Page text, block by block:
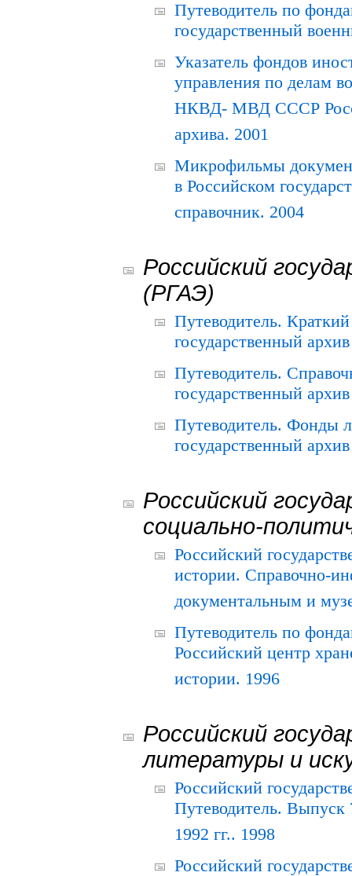
Путеводитель по
государственный
Указатель фондов
управления по делам
НКВД- МВД СССР
архива. 2001
Микрофильмы
в Российском
справочник. 2004
Российский
(РГАЭ)
Путеводитель.
государственный
Путеводитель.
государственный
Путеводитель. Фонды
государственный
Российский
социально-
Российский
истории. Справочно-
документальным и
Путеводитель по
Российский центр
истории. 1996
Российский
литературы и
Российский
Путеводитель.
1992 гг.. 1998
Российский